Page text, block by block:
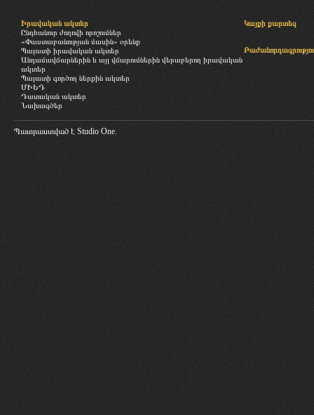
Իրավական ակտեր
Ընդհանուր ժողովի որոշումներ
«Փաստաբանության մասին» օրենք
Պալատի իրավական ակտեր
Անդամավճարներին և այլ վճարումներին վերաբերող իրավական
ակտեր
Պալատի գործող ներքին ակտեր
ՄԻԵԴ
Դատական ակտեր
Նախագծեր
Կայքի քարտեզ
Պատրաստված է Studio One.